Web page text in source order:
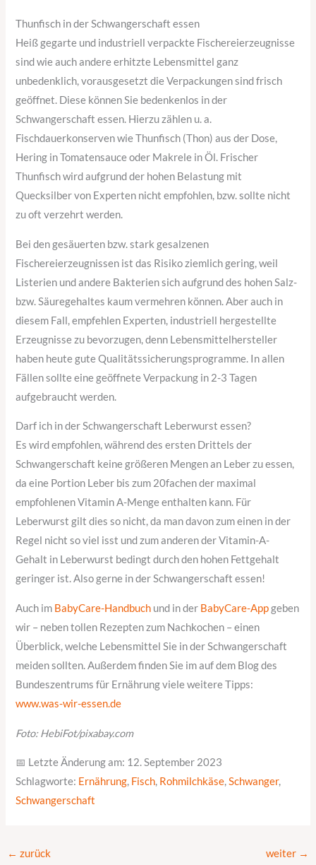
Thunfisch in der Schwangerschaft essen
Heiß gegarte und industriell verpackte Fischereierzeugnisse
sind wie auch andere erhitzte Lebensmittel ganz
unbedenklich, vorausgesetzt die Verpackungen sind frisch
geöffnet. Diese können Sie bedenkenlos in der
Schwangerschaft essen. Hierzu zählen u. a.
Fischdauerkonserven wie Thunfisch (Thon) aus der Dose,
Hering in Tomatensauce oder Makrele in Öl. Frischer
Thunfisch wird aufgrund der hohen Belastung mit
Quecksilber von Experten nicht empfohlen, bzw. sollte nicht
zu oft verzehrt werden.
Bei den gesäuerten bzw. stark gesalzenen
Fischereierzeugnissen ist das Risiko ziemlich gering, weil
Listerien und andere Bakterien sich aufgrund des hohen Salz-
bzw. Säuregehaltes kaum vermehren können. Aber auch in
diesem Fall, empfehlen Experten, industriell hergestellte
Erzeugnisse zu bevorzugen, denn Lebensmittelhersteller
haben heute gute Qualitätssicherungsprogramme. In allen
Fällen sollte eine geöffnete Verpackung in 2-3 Tagen
aufgebraucht werden.
Darf ich in der Schwangerschaft Leberwurst essen?
Es wird empfohlen, während des ersten Drittels der
Schwangerschaft keine größeren Mengen an Leber zu essen,
da eine Portion Leber bis zum 20fachen der maximal
empfohlenen Vitamin A-Menge enthalten kann. Für
Leberwurst gilt dies so nicht, da man davon zum einen in der
Regel nicht so viel isst und zum anderen der Vitamin-A-
Gehalt in Leberwurst bedingt durch den hohen Fettgehalt
geringer ist. Also gerne in der Schwangerschaft essen!
Auch im BabyCare-Handbuch und in der BabyCare-Appgeben
wir – neben tollen Rezepten zum Nachkochen – einen
Überblick, welche Lebensmittel Sie in der Schwangerschaft
meiden sollten. Außerdem finden Sie im auf dem Blog des
Bundeszentrums für Ernährung viele weitere Tipps:
www.was-wir-essen.de
Foto: HebiFot/pixabay.com
📅 Letzte Änderung am: 12. September 2023
Schlagworte: Ernährung, Fisch, Rohmilchkäse,Schwanger,
Schwangerschaft
← zurück weiter →